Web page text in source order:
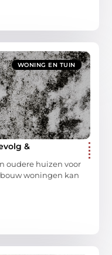
WONING EN TUIN
&
oudere huizen voor
woningen kan